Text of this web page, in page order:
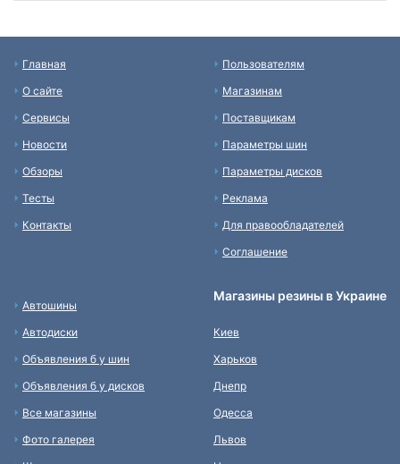
Главная
О сайте
Сервисы
Новости
Обзоры
Тесты
Контакты
Пользователям
Магазинам
Поставщикам
Параметры шин
Параметры дисков
Реклама
Для правообладателей
Соглашение
Автошины
Автодиски
Объявления б у шин
Объявления б у дисков
Все магазины
Фото галерея
Магазины резины в Украине
Киев
Харьков
Днепр
Одесса
Львов